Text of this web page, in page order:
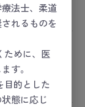
法士、柔道
れるものを
ために、医
す。
的とした
態に応じ
生